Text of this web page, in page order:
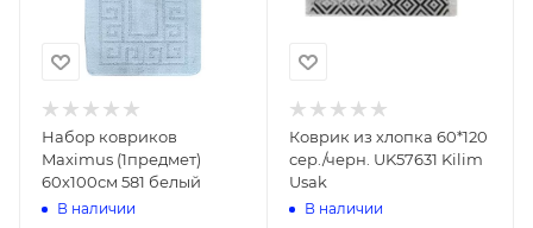
Набор ковриков
Maximus (1предмет)
60х100см 581 белый
В наличии
Коврик из хлопка 60*120
сер./черн. UK57631 Kilim
Usak
В наличии